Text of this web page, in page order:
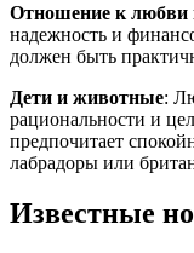
Отношение к любви
надежность и
должен быть
Дети и животные:
рациональности и
предпочитает
лабрадоры или
Известные